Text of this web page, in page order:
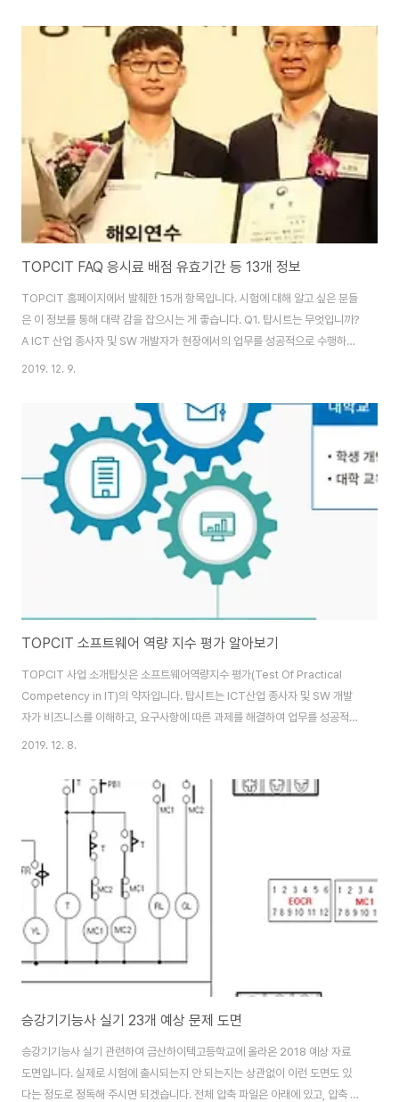
그 어느 때보다 세상은 빠르게 변하고 있다. 우리가 상상하던 미래는 어느새 현
실이 되고 4차 산업 혁명은 우리 삶을 파고들어 일상을 바꿔놓기 시작했다. 시
대의 흐름에 휩쓸리지 않고 변화를 주도하기 위해 필요한 것은 바로 창의성과
실무 능력을 갖춘 실무형 인재인 4차산업혁명 인재 뉴칼라(new collar)다. ..
TOPCIT FAQ 응시료 배점 유효기간 등 13개 정보
TOPCIT 홈페이지에서 발췌한 15개 항목입니다. 시험에 대해 알고 싶은 분들
은 이 정보를 통해 대략 감을 잡으시는 게 좋습니다. Q1. 탑시트는 무엇입니까?
A ICT 산업 종사자 및 SW 개발자가 현장에서의 업무를 성공적으로 수행하는
데 요구되는 핵심 역량을 진단하고 평가하는 수행형 테스트입니다. Q2.
을 토대로 ICT를 전공한 인재들이 갖추어야 할 역량을 검증할 수 있도록 개발
되었습니다. 따라서 ICT 관련 전공 내용을 기본으로 TOPCIT을 준비하면 됩
니다. TOPCIT 공식 홈페이지(www.topcit.or.kr)에서는 가이드북, 교육체
계서, 문제해설 동영상 등을 제공하고 있습니다. 가이드북에는 TOPCIT 소개
2019. 12. 9.
TOPCIT 소프트웨어 역량 지수 평가 알아보기
TOPCIT 사업 소개탑싯은 소프트웨어역량지수 평가(Test Of Practical
Competency in IT)의 약자입니다. 탑시트는 ICT산업 종사자 및 SW 개발
자가 비즈니스를 이해하고, 요구사항에 따른 과제를 해결하여 업무를 성공적으
로 수행하는데 요구되는 기본적인 핵심 지식·스킬·태도의 종합적인 능력을 진
SW 역량 측정 제도 정착하는 것이 목적입니다. 개발 배경대학교 : 학생 개인
역량에 대한 변별력 요구 증가, 대학 교육의 질 향상 노력 산업계 : ICT 산업의
성장률 정체, ICT 분야 국제 경쟁력 하락 기업 : ICT 인재 채용 시 객관적 평가
기준 추가 필요, 기업에서 필요로 하는 ICT 인력 충원의 어려움, 우수..
2019. 12. 8.
승강기기능사 실기 23개 예상 문제 도면
승강기기능사 실기 관련하여 금산하이텍고등학교에 올라온 2018 예상 자료
도면입니다. 실제로 시험에 출시되는지 안 되는지는 상관없이 이런 도면도 있
다는 정도로 정독해 주시면 되겠습니다. 전체 압축 파일은 아래에 있고, 압축 파